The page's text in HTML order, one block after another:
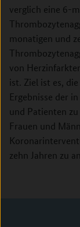
verglich eine 6-
monatigen und
von
ist. Ziel ist es,
Ergebnisse der
und Patienten
Frauen und
zehn Jahren zu